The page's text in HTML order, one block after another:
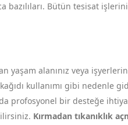
Bütün tesisat
yaşam alanınız veya
kullanımı gibi nedenle
profosyonel bir desteğe
Kırmadan tıkanıklık